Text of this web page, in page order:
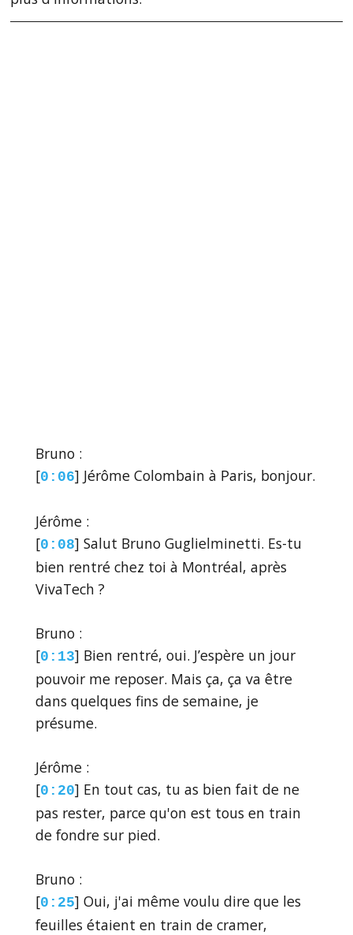
Bruno :
[0:06] Jérôme Colombain à Paris, bonjour.
Jérôme :
[0:08] Salut Bruno Guglielminetti. Es-tu
bien rentré chez toi à Montréal, après
VivaTech ?
Bruno :
[0:13] Bien rentré, oui. J’espère un jour
pouvoir me reposer. Mais ça, ça va être
dans quelques fins de semaine, je
présume.
Jérôme :
[0:20] En tout cas, tu as bien fait de ne
pas rester, parce qu'on est tous en train
de fondre sur pied.
Bruno :
[0:25] Oui, j'ai même voulu dire que les
feuilles étaient en train de cramer,